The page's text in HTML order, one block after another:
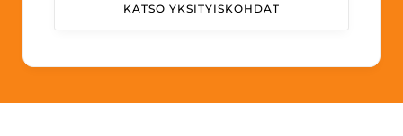
tunnetuimmista brändeistä — valtion
KATSO YKSITYISKOHDAT